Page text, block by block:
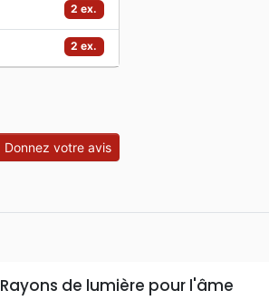
2 ex.
2 ex.
Donnez votre avis
Rayons de lumière pour l'âme